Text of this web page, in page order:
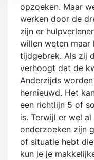
opzoeken. Maar
werken door de
zijn er
willen weten
tijdgebrek. Als zij
verhoogt dat de
Anderzijds
hernieuwd. Het
een richtlijn 5 of
is. Terwijl er wel
onderzoeken zijn
of situatie hebt
kun je je